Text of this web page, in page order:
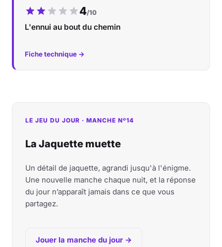
Notre note :
4/10
L'ennui au bout du chemin
Fiche technique →
LE JEU DU JOUR · MANCHE Nº14
La Jaquette muette
Un détail de jaquette, agrandi jusqu'à l'énigme.
Une nouvelle manche chaque nuit, et la réponse
du jour n’apparaît jamais dans ce que vous
partagez.
Jouer la manche du jour →